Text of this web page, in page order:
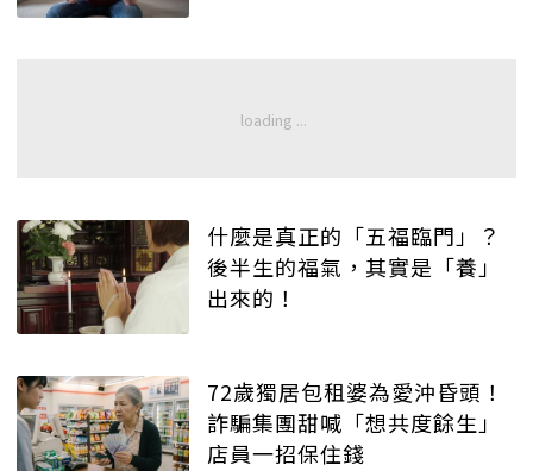
什麼是真正的「五福臨門」？
後半生的福氣，其實是「養」
出來的！
72歲獨居包租婆為愛沖昏頭！
詐騙集團甜喊「想共度餘生」
店員一招保住錢